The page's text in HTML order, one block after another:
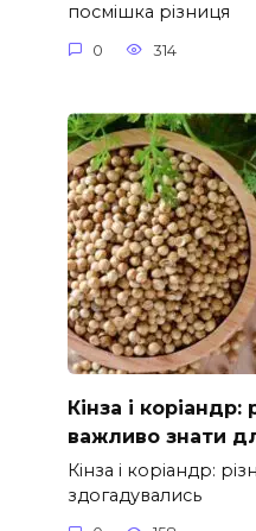
посмішка різниця
0 314
Кінза і коріандр:
важливо знати
Кінза і коріандр:
здогадувались